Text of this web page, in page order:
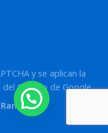
y se aplican la
Servicio de Google.
Rann